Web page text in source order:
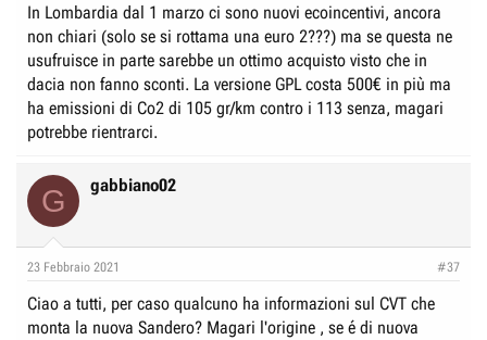
In Lombardia dal 1 marzo ci sono nuovi ecoincentivi, ancora
non chiari (solo se si rottama una euro 2???) ma se questa ne
usufruisce in parte sarebbe un ottimo acquisto visto che in
dacia non fanno sconti. La versione GPL costa 500€ in più ma
ha emissioni di Co2 di 105 gr/km contro i 113 senza, magari
potrebbe rientrarci.
G gabbiano02
23 Febbraio 2021 #37
Ciao a tutti, per caso qualcuno ha informazioni sul CVT che
monta la nuova Sandero? Magari l'origine , se é di nuova